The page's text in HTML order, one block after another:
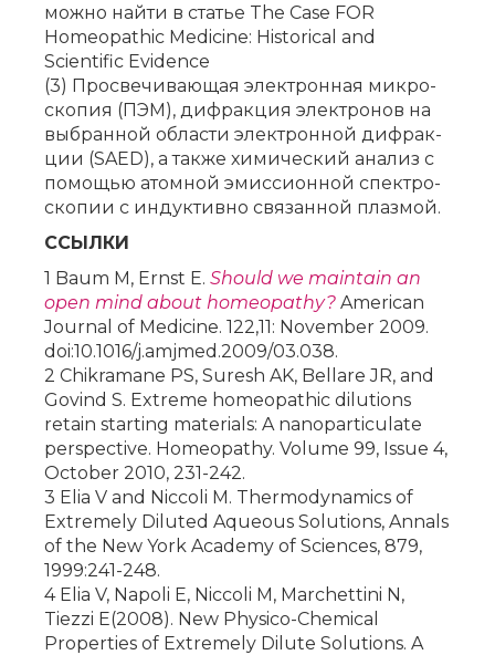
мож­но най­ти в ста­тье The Case FOR
Homeopathic Medicine: Historical and
Scientific Evidence
(3) Про­све­чи­ва­ю­щая элек­трон­ная мик­ро­
ско­пия (ПЭМ), ди­фрак­ция элек­тро­нов на
вы­бран­ной об­ла­сти элек­трон­ной ди­фрак­
ции (SAED), а так­же хи­ми­че­ский ана­лиз с
по­мо­щью атом­ной эмис­си­он­ной спек­тро­
ско­пии с ин­дук­тив­но свя­зан­ной плаз­мой.
ССЫЛКИ
1 Baum M, Ernst E. Should we maintain an
open mind about homeopathy? American
Journal of Medicine. 122,11: November 2009.
doi:10.1016/j.amjmed.2009/03.038.
2 Chikramane PS, Suresh AK, Bellare JR, and
Govind S. Extreme homeopathic dilutions
retain starting materials: A nanoparticulate
perspective. Homeopathy. Volume 99, Issue 4,
October 2010, 231-242.
3 Elia V and Niccoli M. Thermodynamics of
Extremely Diluted Aqueous Solutions, Annals
of the New York Academy of Sciences, 879,
1999:241-248.
4 Elia V, Napoli E, Niccoli M, Marchettini N,
Tiezzi E(2008). New Physico-Chemical
Properties of Extremely Dilute Solutions. A